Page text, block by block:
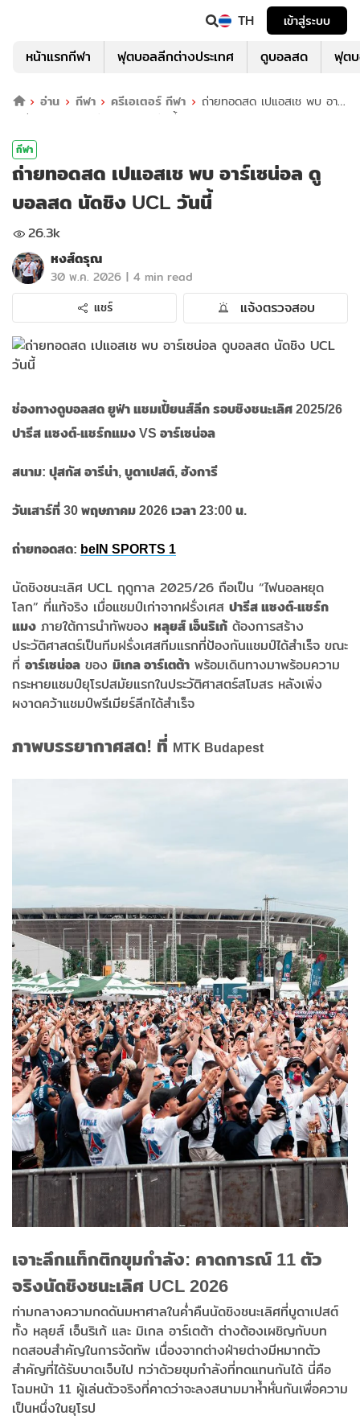
TH เข้าสู่ระบบ
หน้าแรกกีฬา ฟุตบอลลีกต่างประเทศ ดูบอลสด ฟุต
อ่าน กีฬา ครีเอเตอร์ กีฬา
ถ่ายทอดสด เปแอสเช พบ อาร์
เซน่อล ดูบอลสด นัดชิง UCL วันนี้
กีฬา
ถ่ายทอดสด เปแอสเช พบ อาร์เซน่อล ดู
บอลสด นัดชิง UCL วันนี้
26.3k
หงส์ดรุณ
30 พ.ค. 2026 | 4 min read
แชร์
แจ้งตรวจสอบ
ช่องทางดูบอลสด ยูฟ่า แชมเปี้ยนส์ลีก รอบชิงชนะเลิศ 2025/26
ปารีส แซงต์-แชร์กแมง VS อาร์เซน่อล
สนาม: ปุสกัส อารีน่า, บูดาเปสต์, ฮังการี
วันเสาร์ที่ 30 พฤษภาคม 2026 เวลา 23:00 น.
ถ่ายทอดสด: beIN SPORTS 1
นัดชิงชนะเลิศ UCL ฤดูกาล 2025/26 ถือเป็น “ไฟนอลหยุด
โลก” ที่แท้จริง เมื่อแชมป์เก่าจากฝรั่งเศส ปารีส แซงต์-แชร์ก
แมง ภายใต้การนำทัพของ หลุยส์ เอ็นริเก้ ต้องการสร้าง
ประวัติศาสตร์เป็นทีมฝรั่งเศสทีมแรกที่ป้องกันแชมป์ได้สำเร็จ ขณะ
ที่ อาร์เซน่อล ของ มิเกล อาร์เตต้า พร้อมเดินทางมาพร้อมความ
กระหายแชมป์ยุโรปสมัยแรกในประวัติศาสตร์สโมสร หลังเพิ่ง
ผงาดคว้าแชมป์พรีเมียร์ลีกได้สำเร็จ
ภาพบรรยากาศสด! ที่ MTK Budapest
เจาะลึกแท็กติกขุมกำลัง: คาดการณ์ 11 ตัว
จริงนัดชิงชนะเลิศ UCL 2026
ท่ามกลางความกดดันมหาศาลในค่ำคืนนัดชิงชนะเลิศที่บูดาเปสต์
ทั้ง หลุยส์ เอ็นริเก้ และ มิเกล อาร์เตต้า ต่างต้องเผชิญกับบท
ทดสอบสำคัญในการจัดทัพ เนื่องจากต่างฝ่ายต่างมีหมากตัว
สำคัญที่ได้รับบาดเจ็บไป ทว่าด้วยขุมกำลังที่ทดแทนกันได้ นี่คือ
โฉมหน้า 11 ผู้เล่นตัวจริงที่คาดว่าจะลงสนามมาห้ำหั่นกันเพื่อความ
เป็นหนึ่งในยุโรป